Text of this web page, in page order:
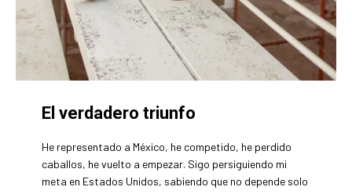
El verdadero triunfo
He representado a México, he competido, he perdido
caballos, he vuelto a empezar. Sigo persiguiendo mi
meta en Estados Unidos, sabiendo que no depende solo